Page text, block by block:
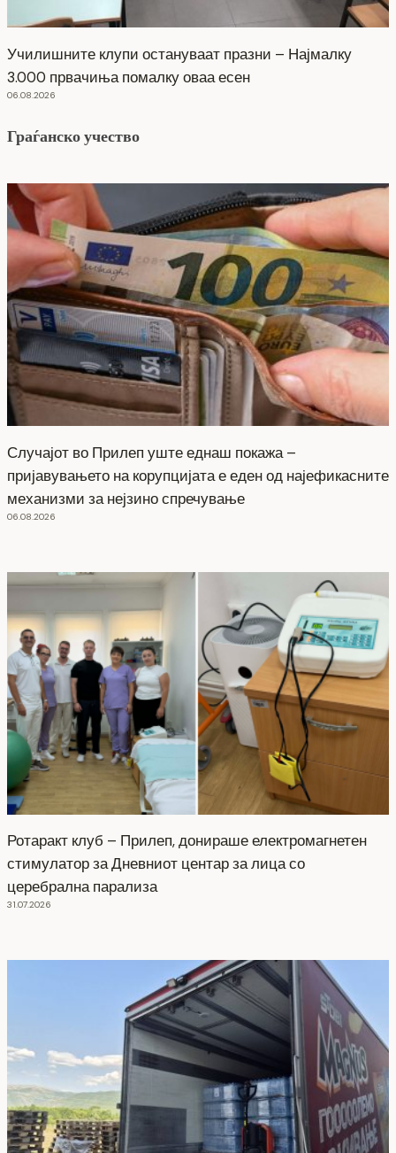
Училишните клупи остануваат празни – Најмалку
3.000 првачиња помалку оваа есен
06.08.2026
Граѓанско учество
Случајот во Прилеп уште еднаш покажа –
пријавувањето на корупцијата е еден од најефикасните
механизми за нејзино спречување
06.08.2026
Ротаракт клуб – Прилеп, донираше електромагнетен
стимулатор за Дневниот центар за лица со
церебрална парализа
31.07.2026